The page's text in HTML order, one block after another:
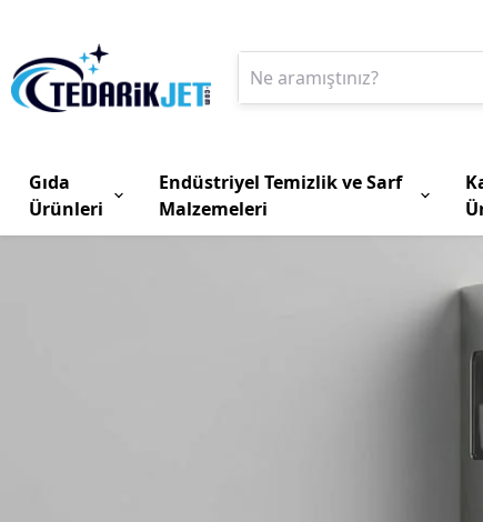
Gıda
Ürünleri
Endüstriyel Temizlik ve Sarf
Malzemeleri